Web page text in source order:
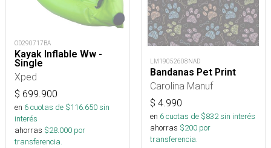
OD290717BA
Kayak Inflable Ww -
Single
Xped
$ 699.900
en 6cuotas de $116.650sin
interés
ahorras $28.000 por
transferencia.
LM19052608NAD
Bandanas Pet Print
Carolina Manuf
$ 4.990
en 6cuotas de $832sin interés
ahorras $200 por
transferencia.